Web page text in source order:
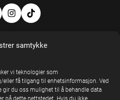
samtykke
vi teknologier som
få tilgang til enhetsinformasjon. Ved
gir du oss mulighet til å behandle data
på dette nettstedet. Hvis du ikke